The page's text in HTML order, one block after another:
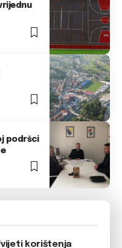
podršci
korištenja